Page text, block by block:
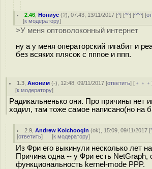
2.46 ,Нониус (?), 07:43, 13/11/2017 [^] [^^] [^^^] [
[к модератору]
>У меня оптоволоконный интернет
ну а у меня операторский гигабит и
без всяких плясок с пппое и ппп.
1.3 ,Аноним (-), 12:48, 09/11/2017 [ответить] [ ﹢﹢﹢
[к модератору]
Радикальненько они. Про причины нет
ходил, там тоже самое написано(но на
2.9 ,Andrew Kolchoogin (ok), 15:09, 09/11/2017 [
[ответить] [к модератору]
Из Фри его выкинули несколько лет
Причина одна -- у Фри есть NetGraph,
функциональность kernel-mode PPP.